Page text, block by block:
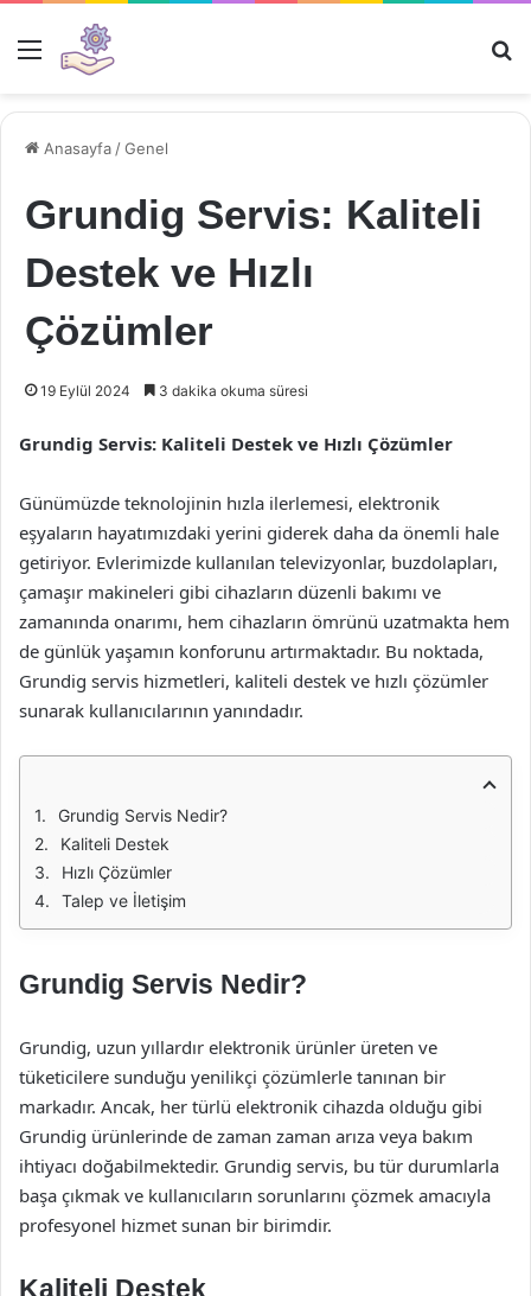
Menü
Anasayfa /Genel
Grundig Servis: Kaliteli
Destek ve Hızlı
Çözümler
19 Eylül 2024 3 dakika okuma süresi
Grundig Servis: Kaliteli Destek ve Hızlı Çözümler
Günümüzde teknolojinin hızla ilerlemesi, elektronik
eşyaların hayatımızdaki yerini giderek daha da önemli hale
getiriyor. Evlerimizde kullanılan televizyonlar, buzdolapları,
çamaşır makineleri gibi cihazların düzenli bakımı ve
zamanında onarımı, hem cihazların ömrünü uzatmakta hem
de günlük yaşamın konforunu artırmaktadır. Bu noktada,
Grundig servis hizmetleri, kaliteli destek ve hızlı çözümler
sunarak kullanıcılarının yanındadır.
Grundig Servis Nedir?
Kaliteli Destek
Hızlı Çözümler
Talep ve İletişim
Grundig Servis Nedir?
Grundig, uzun yıllardır elektronik ürünler üreten ve
tüketicilere sunduğu yenilikçi çözümlerle tanınan bir
markadır. Ancak, her türlü elektronik cihazda olduğu gibi
Grundig ürünlerinde de zaman zaman arıza veya bakım
ihtiyacı doğabilmektedir. Grundig servis, bu tür durumlarla
başa çıkmak ve kullanıcıların sorunlarını çözmek amacıyla
profesyonel hizmet sunan bir birimdir.
Kaliteli Destek